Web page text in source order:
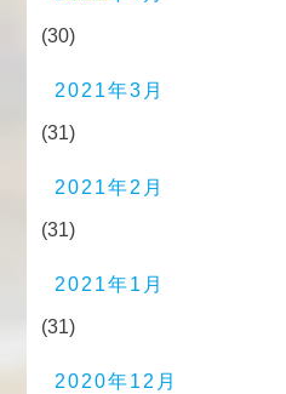
(30)
2021年3月
(31)
2021年2月
(31)
2021年1月
(31)
2020年12月